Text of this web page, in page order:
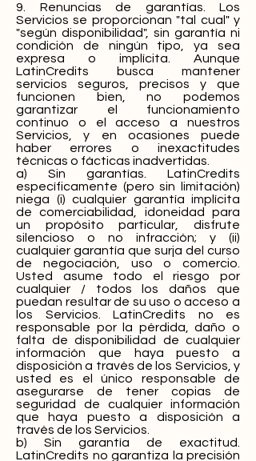
9. Renuncias de garantías. Los
Servicios se proporcionan "tal cual" y
"según disponibilidad", sin garantía ni
condición de ningún tipo, ya sea
expresa o implícita. Aunque
LatinCredits busca mantener
servicios seguros, precisos y que
funcionen bien, no podemos
garantizar el funcionamiento
continuo o el acceso a nuestros
Servicios, y en ocasiones puede
haber errores o inexactitudes
técnicas o fácticas inadvertidas.
a) Sin garantías. LatinCredits
específicamente (pero sin limitación)
niega (i) cualquier garantía implícita
de comerciabilidad, idoneidad para
un propósito particular, disfrute
silencioso o no infracción; y (ii)
cualquier garantía que surja del curso
de negociación, uso o comercio.
Usted asume todo el riesgo por
cualquier / todos los daños que
puedan resultar de su uso o acceso a
los Servicios. LatinCredits no es
responsable por la pérdida, daño o
falta de disponibilidad de cualquier
información que haya puesto a
disposición a través de los Servicios, y
usted es el único responsable de
asegurarse de tener copias de
seguridad de cualquier información
que haya puesto a disposición a
través de los Servicios.
b) Sin garantía de exactitud.
LatinCredits no garantiza la precisión